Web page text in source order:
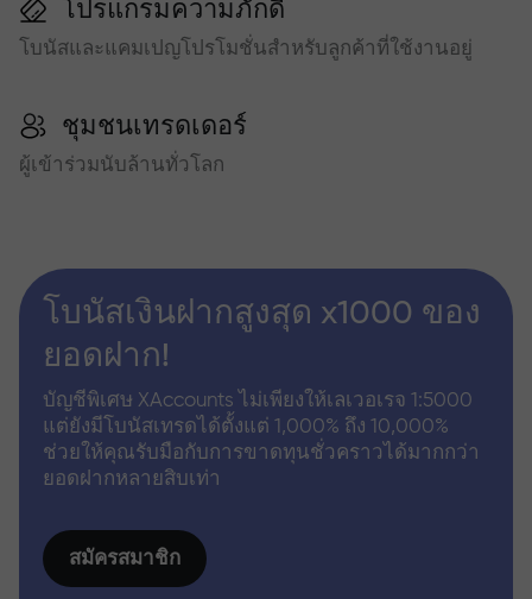
โปรแกรมความภักดี
โบนัสและแคมเปญโปรโมชั่นสำหรับลูกค้าที่ใช้งานอยู่
ชุมชนเทรดเดอร์
ผู้เข้าร่วมนับล้านทั่วโลก
โบนัสเงินฝากสูงสุด x1000 ของ
ยอดฝาก!
บัญชีพิเศษ XAccounts ไม่เพียงให้เลเวอเรจ 1:5000
แต่ยังมีโบนัสเทรดได้ตั้งแต่ 1,000% ถึง 10,000%
ช่วยให้คุณรับมือกับการขาดทุนชั่วคราวได้มากกว่า
ยอดฝากหลายสิบเท่า
สมัครสมาชิก